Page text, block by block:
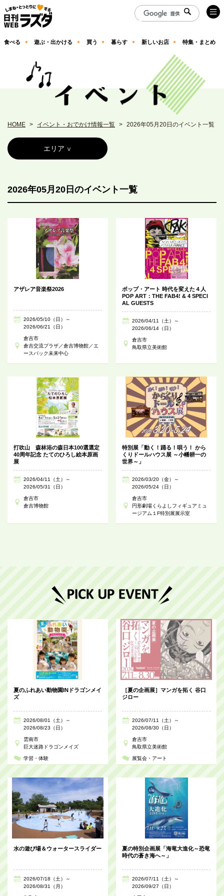
食べる 遊ぶ・出かける 買う 暮らす 新しいお店 特集・まとめ
HOME イベント・おでかけ情報一覧 2026年05月20日のイベント一覧
エリア
2026年05月20日のイベント一覧
アザレア音楽祭2026
2026/05/10（日）～
2026/06/21（日）
倉吉市
倉吉交流プラザ／倉吉博物館／エ
ースパック未来中心
ポップ・アート 時代を変えた４人
POP ART：THE FAB4! & 4 SPECI
AL GUESTS
2026/04/11（土）～
2026/06/14（日）
倉吉市
鳥取県立美術館
打吹山 森林浴の森日本100選選定
40周年記念 たてのひろし絵本原画
展
2026/04/11（土）～
2026/05/31（日）
倉吉市
倉吉博物館
特別展「動く！踊る！唄う！ から
くりドールハウス展 ～小幡耕一の
世界～」
2026/03/20（金）～
2026/05/24（日）
倉吉市
円形劇場くらよしフィギュアミュ
ージアム１F特別展展示室
夏のふれあい動物園INドラゴンメイ
ズ
2026/08/01（土）～
2026/08/23（日）
雲南市
巨大迷路ドラゴンメイズ
学習・体験
［夏の企画展］マンガを拓く 谷口
ジロー
2026/07/11（土）～
2026/08/30（日）
倉吉市
鳥取県立美術館
展覧会・アート
水の遊び場＆ウォータースライダー
2026/07/18（土）～
2026/08/31（月）
夏の特別企画展「海竜大進化～恐竜
時代の蒼き海へ～」
2026/07/11（土）～
2026/09/27（日）